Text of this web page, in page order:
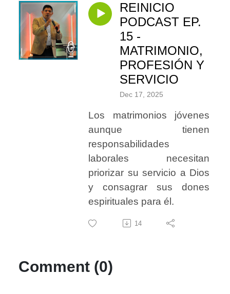
REINICIO
PODCAST EP.
15 -
MATRIMONIO,
PROFESIÓN Y
SERVICIO
Dec 17, 2025
Los matrimonios jóvenes
aunque tienen
responsabilidades
laborales necesitan
priorizar su servicio a Dios
y consagrar sus dones
espirituales para él.
14
Comment (0)